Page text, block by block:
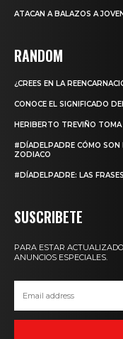
ATACAN A BALAZOS A
RANDOM
¿CREES EN LA
CONOCE EL SIGNIFICADO
HERIBERTO TREVIÑO
#DÍADELPADRE CÓMO SON
ZODIACO
#DÍADELPADRE: LAS
SUSCRIBETE
PARA ESTAR
ANUNCIOS ESPECIALES.